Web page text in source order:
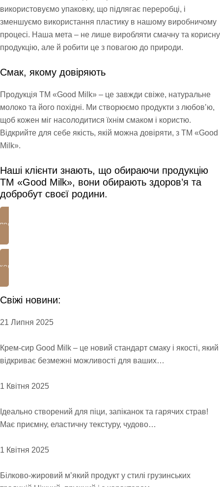
використовуємо упаковку, що підлягає переробці, і
зменшуємо використання пластику в нашому виробничому
процесі. Наша мета – не лише виробляти смачну та корисну
продукцію, але й робити це з повагою до природи.
Смак, якому довіряють
Продукція ТМ «Good Milk» – це завжди свіже, натуральне
молоко та його похідні. Ми створюємо продукти з любов’ю,
щоб кожен міг насолодитися їхнім смаком і користю.
Відкрийте для себе якість, якій можна довіряти, з ТМ «Good
Milk».
Наші клієнти знають, що обираючи продукцію
ТМ «Good Milk», вони обирають здоров’я та
добробут своєї родини.
ПРОДУКЦІЯ
КОНТАКТИ
Свіжі новини:
21 Липня 2025
Крем-сир Good Milk – це новий стандарт смаку і якості, який
відкриває безмежні можливості для ваших…
1 Квітня 2025
Ідеально створений для піци, запіканок та гарячих страв!
Має приємну, еластичну текстуру, чудово…
1 Квітня 2025
Білково-жировий м’який продукт у стилі грузинських